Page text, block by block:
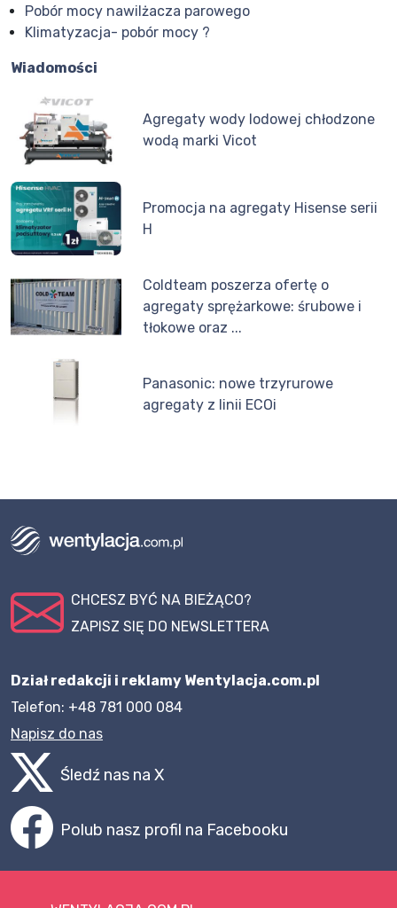
Pobór mocy nawilżacza parowego
Klimatyzacja- pobór mocy ?
Wiadomości
Agregaty wody lodowej chłodzone
wodą marki Vicot
Promocja na agregaty Hisense serii
H
Coldteam poszerza ofertę o
agregaty sprężarkowe: śrubowe i
tłokowe oraz ...
Panasonic: nowe trzyrurowe
agregaty z linii ECOi
CHCESZ BYĆ NA BIEŻĄCO?
ZAPISZ SIĘ DO NEWSLETTERA
Dział redakcji i reklamy Wentylacja.com.pl
Telefon: +48 781 000 084
Napisz do nas
Śledź nas na X
Polub nasz profil na Facebooku